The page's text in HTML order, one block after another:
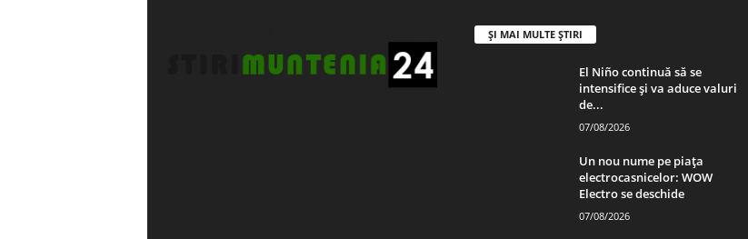
ȘI MAI MULTE ȘTIRI
El Niño continuă să se
intensifice și va aduce valuri
de...
07/08/2026
Un nou nume pe piața
electrocasnicelor: WOW
Electro se deschide
07/08/2026